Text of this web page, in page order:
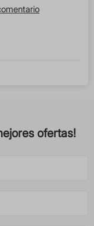
ofertas!